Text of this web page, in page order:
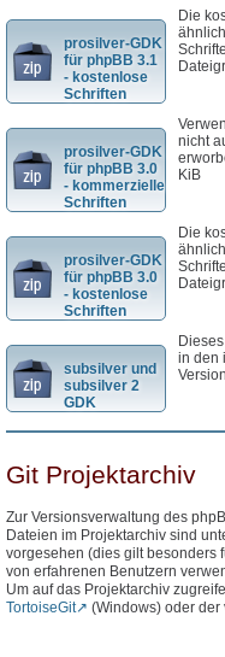
prosilver-GDK
für phpBB 3.1
- kostenlose
Schriften
Die
prosilver-GDK
für phpBB 3.0
- kommerzielle
Schriften
nicht
KiB
prosilver-GDK
für phpBB 3.0
- kostenlose
Schriften
Die
subsilver und
subsilver 2
GDK
in den
Git Projektarchiv
Zur Versionsverwaltung des
Dateien im Projektarchiv sind
vorgesehen (dies gilt besonders
von erfahrenen Benutzern
Um auf das Projektarchiv
TortoiseGit
(Windows) oder der